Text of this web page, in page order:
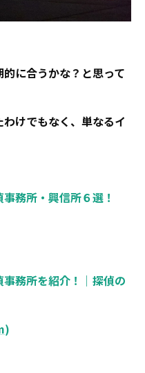
に合うかな？と思って
けでもなく、単なるイ
務所・興信所６選！
務所を紹介！｜探偵の
)